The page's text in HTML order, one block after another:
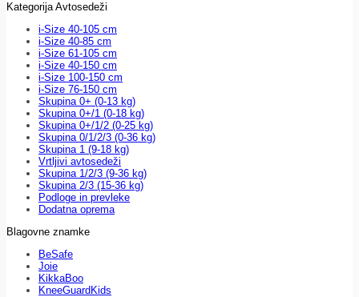
Kategorija Avtosedeži
i-Size 40-105 cm
i-Size 40-85 cm
i-Size 61-105 cm
i-Size 40-150 cm
i-Size 100-150 cm
i-Size 76-150 cm
Skupina 0+ (0-13 kg)
Skupina 0+/1 (0-18 kg)
Skupina 0+/1/2 (0-25 kg)
Skupina 0/1/2/3 (0-36 kg)
Skupina 1 (9-18 kg)
Vrtljivi avtosedeži
Skupina 1/2/3 (9-36 kg)
Skupina 2/3 (15-36 kg)
Podloge in prevleke
Dodatna oprema
Blagovne znamke
BeSafe
Joie
KikkaBoo
KneeGuardKids